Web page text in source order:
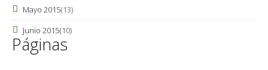
Mayo 2015(13)
Junio 2015(10)
Páginas